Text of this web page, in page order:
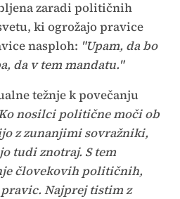
zaradi političnih
ki ogrožajo pravice
nasploh: "Upam, da bo
da v tem mandatu."
težnje k povečanju
nosilci politične moči ob
z zunanjimi sovražniki,
tudi znotraj. S tem
človekovih političnih,
Najprej tistim z